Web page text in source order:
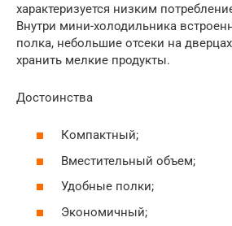
характеризуется низким
Внутри мини-холодильника
полка, небольшие отсеки на
хранить мелкие продукты.
Достоинства
Компактный;
Вместительный объем;
Удобные полки;
Экономичный;